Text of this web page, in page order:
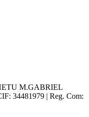
M.GABRIEL
34481979 | Reg. Com: